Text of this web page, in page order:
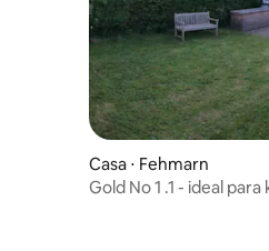
Casa ⋅ Fehmarn
Gold No 1 .1 - ideal